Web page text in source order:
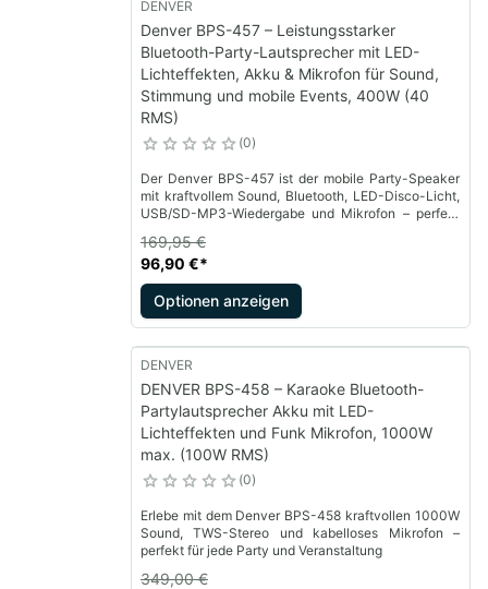
DENVER
Denver BPS-457 – Leistungsstarker
Bluetooth-Party-Lautsprecher mit LED-
Lichteffekten, Akku & Mikrofon für Sound,
Stimmung und mobile Events, 400W (40
RMS)
0
Der Denver BPS-457 ist der mobile Party-Speaker
mit kraftvollem Sound, Bluetooth, LED-Disco-Licht,
USB/SD-MP3-Wiedergabe und Mikrofon – perfekt
96,90 €*
169,95 €
Optionen anzeigen
DENVER
DENVER BPS-458 – Karaoke Bluetooth-
Partylautsprecher Akku mit LED-
Lichteffekten und Funk Mikrofon, 1000W
max. (100W RMS)
0
Erlebe mit dem Denver BPS-458 kraftvollen 1000W
Sound, TWS-Stereo und kabelloses Mikrofon –
perfekt für jede Party und Veranstaltung
349,00 €